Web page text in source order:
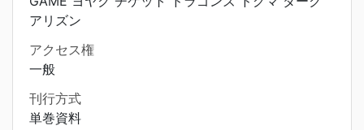
アリズン
アクセス権
一般
刊行方式
単巻資料